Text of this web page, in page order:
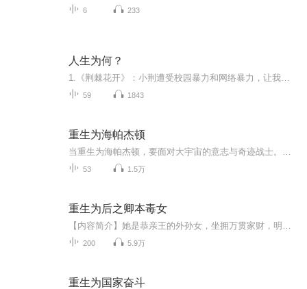
6 233
人生为何？
59 1843
重生为海帕杰顿
53 1.5万
重生为后之卿本毒女
200 5.9万
重生为国家奋斗